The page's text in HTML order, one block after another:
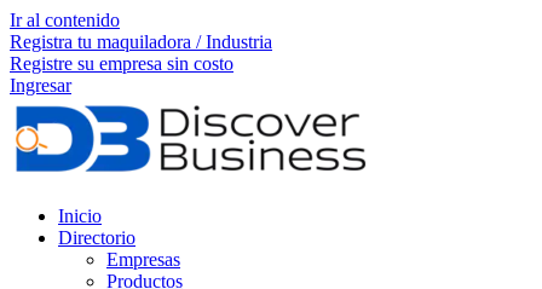
Ir al contenido
Registra tu maquiladora / Industria
Registre su empresa sin costo
Ingresar
Inicio
Directorio
Empresas
Productos